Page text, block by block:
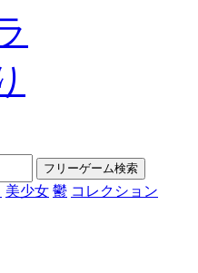
美少女 鬱 コレクション